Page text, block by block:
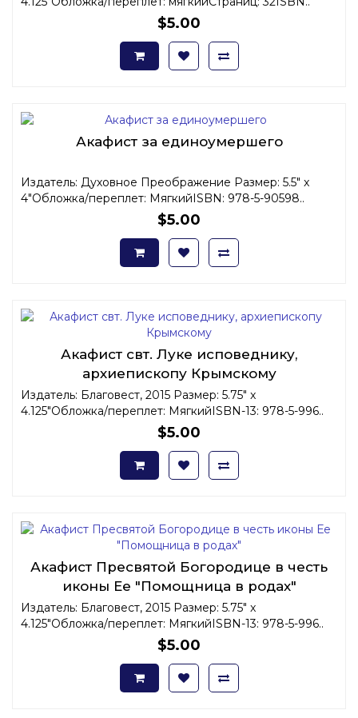
$5.00
Акафист за единоумершего
Издатель: Духовное Преображение Размер: 5.5" x
4"Обложка/переплет: МягкийISBN: 978-5-90598..
$5.00
Акафист свт. Луке исповеднику,
архиепископу Крымскому
Издатель: Благовест, 2015 Размер: 5.75" x
4.125"Обложка/переплет: МягкийISBN-13: 978-5-996..
$5.00
Акафист Пресвятой Богородице в честь
иконы Ее "Помощница в родах"
Издатель: Благовест, 2015 Размер: 5.75" x
4.125"Обложка/переплет: МягкийISBN-13: 978-5-996..
$5.00